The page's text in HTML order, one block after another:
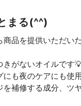
まる(^^)
品を提供いただい
きがないオイルです
にも夜のケアにも使
を補修する成分、ツ